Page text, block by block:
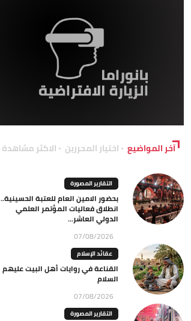
آخر المواضيع اختيار المحررين الاكثر مشاهدة
التقارير المصورة
بحضور الامين العام للعتبة الحسينية..
انطلاق فعاليات المؤتمر العلمي
الدولي العاشر...
07/08/2026
عقائد الإسلام
القناعة في روايات أهل البيت عليهم
السلام
07/08/2026
التقارير المصورة